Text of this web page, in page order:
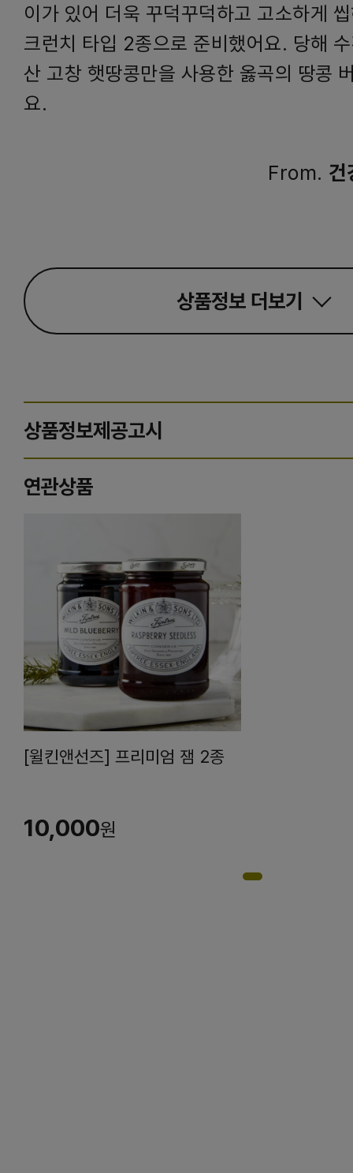
이가 있어 더욱 꾸덕꾸덕하고 고소하게
크런치 타입 2종으로 준비했어요. 당해
산 고창 햇땅콩만을 사용한 옳곡의 땅콩
요.
From. 건
상품정보 더보기
상품정보제공고시
연관상품
[윌킨앤선즈] 프리미엄 잼 2종
10,000원